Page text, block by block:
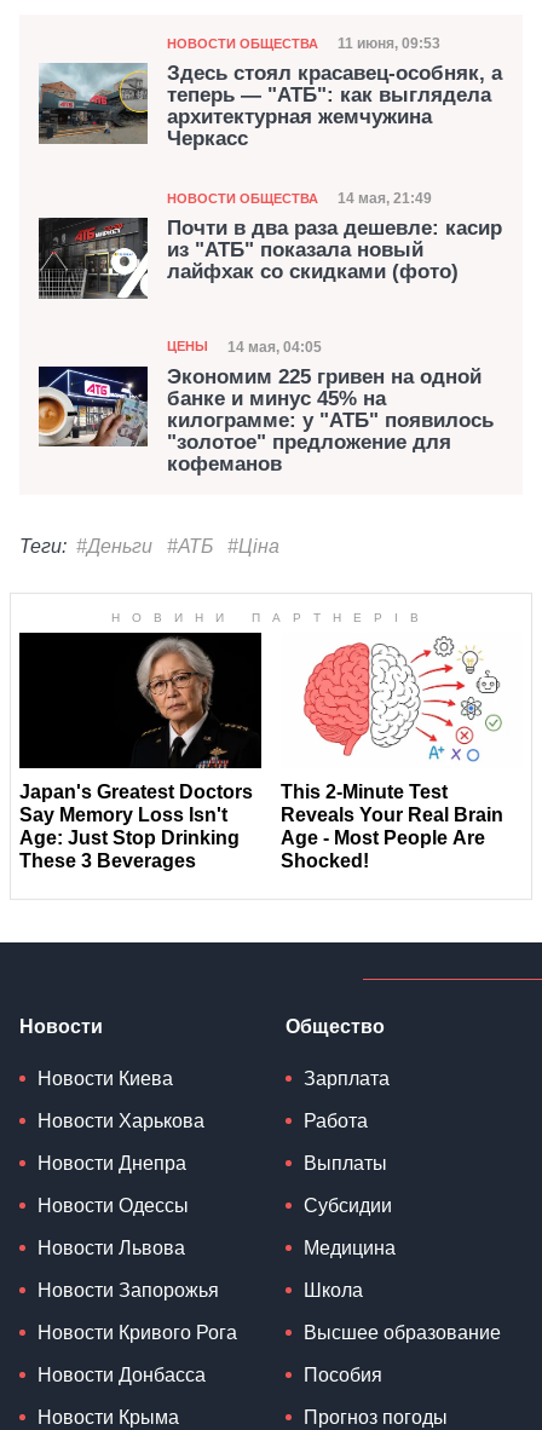
Категория
НОВОСТИ ОБЩЕСТВА Дата публикации
11 июня, 09:53
Здесь стоял красавец-особняк, а
теперь — "АТБ": как выглядела
архитектурная жемчужина
Черкасс
Категория
НОВОСТИ ОБЩЕСТВА Дата публикации
14 мая, 21:49
Почти в два раза дешевле: касир
из "АТБ" показала новый
лайфхак со скидками (фото)
Категория
ЦЕНЫ Дата публикации
14 мая, 04:05
Экономим 225 гривен на одной
банке и минус 45% на
килограмме: у "АТБ" появилось
"золотое" предложение для
кофеманов
Теги: #Деньги #АТБ #Ціна
Новости
Новости Киева
Новости Харькова
Новости Днепра
Новости Одессы
Новости Львова
Новости Запорожья
Новости Кривого Рога
Новости Донбасса
Новости Крыма
Общество
Зарплата
Работа
Выплаты
Субсидии
Медицина
Школа
Высшее образование
Пособия
Прогноз погоды